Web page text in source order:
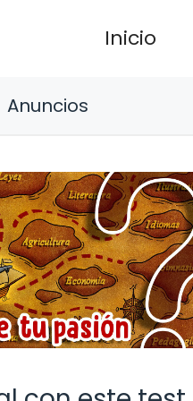
Inicio
Anuncios